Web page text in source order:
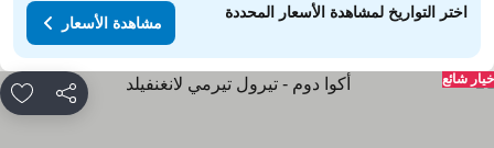
اختر التواريخ لمشاهدة الأسعار المحددة
مشاهدة الأسعار
مشاركة
شائع